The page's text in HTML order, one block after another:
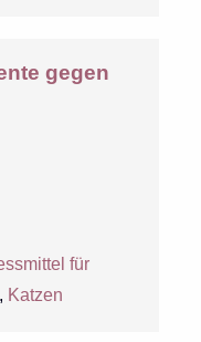
gegen
für
, Katzen